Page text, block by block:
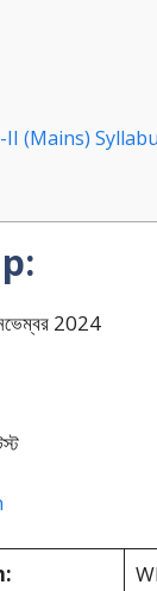
(Mains)
2024